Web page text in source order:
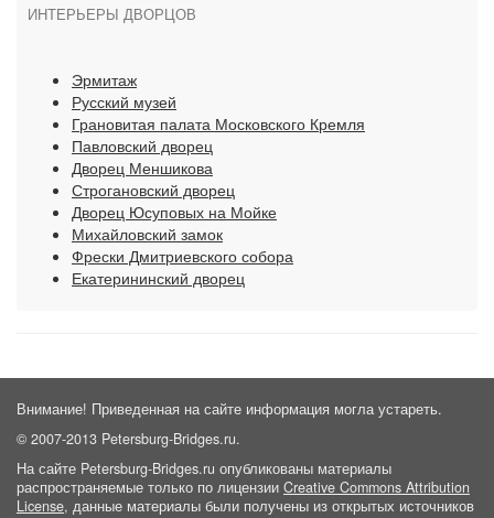
ИНТЕРЬЕРЫ ДВОРЦОВ
Эрмитаж
Русский музей
Грановитая палата Московского Кремля
Павловский дворец
Дворец Меншикова
Строгановский дворец
Дворец Юсуповых на Мойке
Михайловский замок
Фрески Дмитриевского собора
Екатерининский дворец
Внимание! Приведенная на сайте информация могла устареть.
© 2007-2013 Petersburg-Bridges.ru.
На сайте Petersburg-Bridges.ru опубликованы материалы
распространяемые только по лицензии Creative Commons Attribution
License, данные материалы были получены из открытых источников